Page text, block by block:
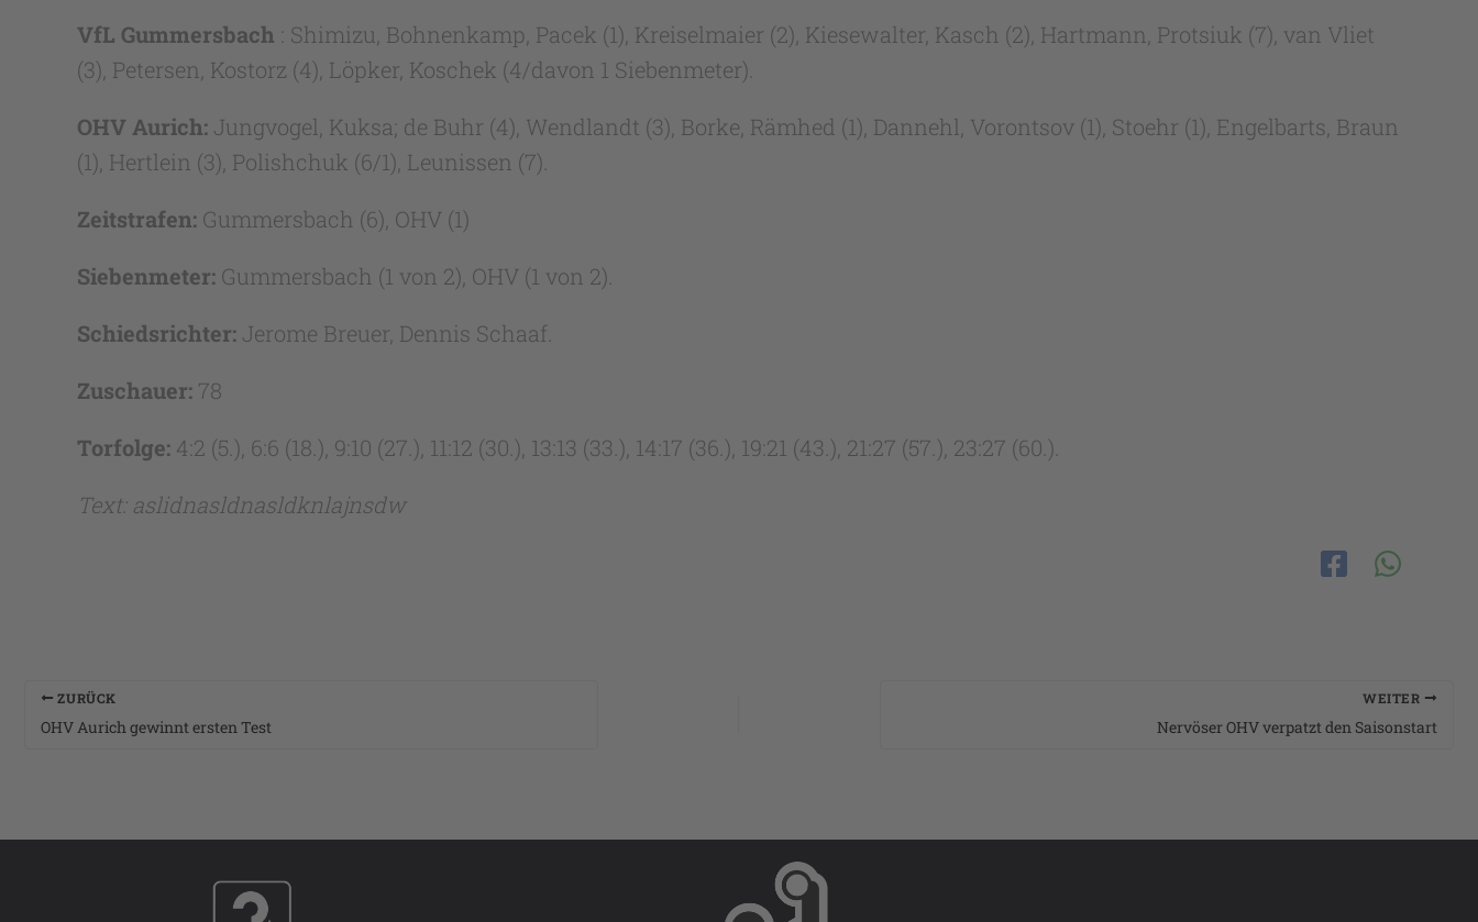
VfL Gummersbach : Shimizu, Bohnenkamp, Pacek (1), Kreiselmaier (2), Kiesewalter, Kasch (2), Hartmann, Protsiuk (7), van Vliet
(3), Petersen, Kostorz (4), Löpker, Koschek (4/davon 1 Siebenmeter).
OHV Aurich: Jungvogel, Kuksa; de Buhr (4), Wendlandt (3), Borke, Rämhed (1), Dannehl, Vorontsov (1), Stoehr (1), Engelbarts, Braun
(1), Hertlein (3), Polishchuk (6/1), Leunissen (7).
Zeitstrafen: Gummersbach (6), OHV (1)
Siebenmeter: Gummersbach (1 von 2), OHV (1 von 2).
Schiedsrichter: Jerome Breuer, Dennis Schaaf.
Zuschauer: 78
Torfolge: 4:2 (5.), 6:6 (18.), 9:10 (27.), 11:12 (30.), 13:13 (33.), 14:17 (36.), 19:21 (43.), 21:27 (57.), 23:27 (60.).
Text: aslidnasldnasldknlajnsdw
ZURÜCK
OHV Aurich gewinnt ersten Test
WEITER
Nervöser OHV verpatzt den Saisonstart